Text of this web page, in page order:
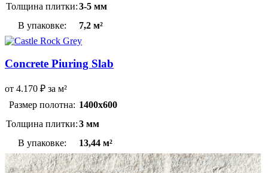
Толщина плитки:3-5 мм
В упаковке:
7,2 м²
Concrete Piuring Slab
от 4.170 ₽ за м²
Размер полотна: 1400х600
Толщина плитки:3 мм
В упаковке:
13,44 м²